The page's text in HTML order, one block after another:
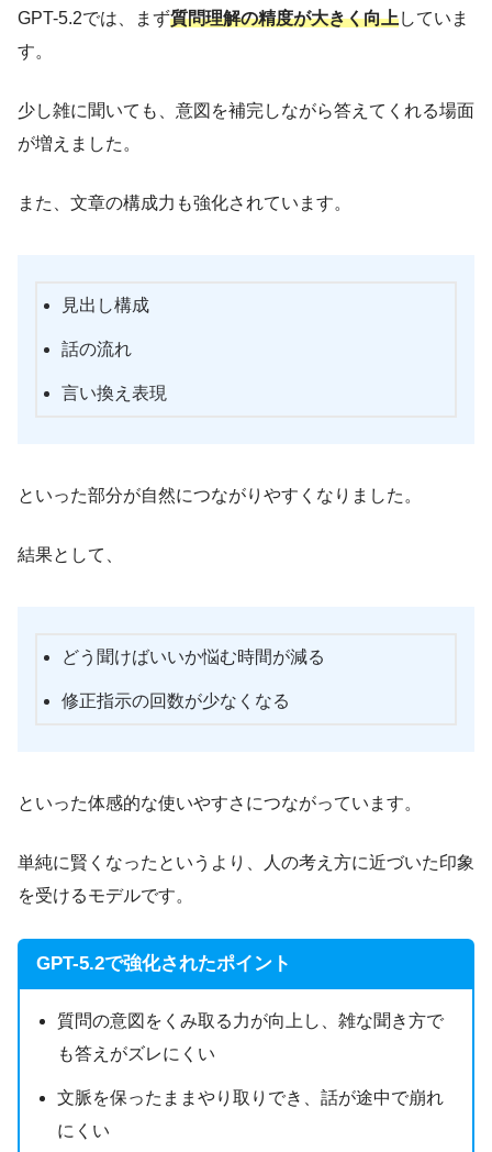
GPT-5.2では、まず質問理解の精度が大きく向上していま
す。
少し雑に聞いても、意図を補完しながら答えてくれる場面
が増えました。
また、文章の構成力も強化されています。
見出し構成
話の流れ
言い換え表現
といった部分が自然につながりやすくなりました。
結果として、
どう聞けばいいか悩む時間が減る
修正指示の回数が少なくなる
といった体感的な使いやすさにつながっています。
単純に賢くなったというより、人の考え方に近づいた印象
を受けるモデルです。
GPT-5.2で強化されたポイント
質問の意図をくみ取る力が向上し、雑な聞き方で
も答えがズレにくい
文脈を保ったままやり取りでき、話が途中で崩れ
にくい